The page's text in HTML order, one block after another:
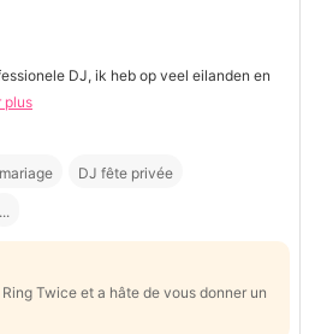
DJ, ik heb op veel eilanden en
plus
DJ fête privée
...
Twice et a hâte de vous donner un